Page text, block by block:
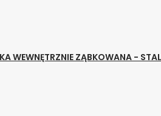
ZĄBKOWANA -